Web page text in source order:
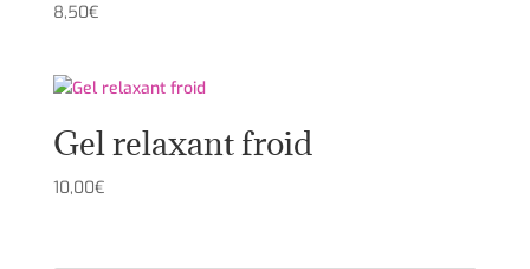
8,50€
Gel relaxant froid
10,00€